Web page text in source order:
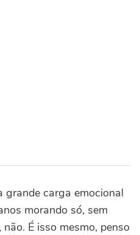
grande carga emocional
morando só, sem
É isso mesmo, penso